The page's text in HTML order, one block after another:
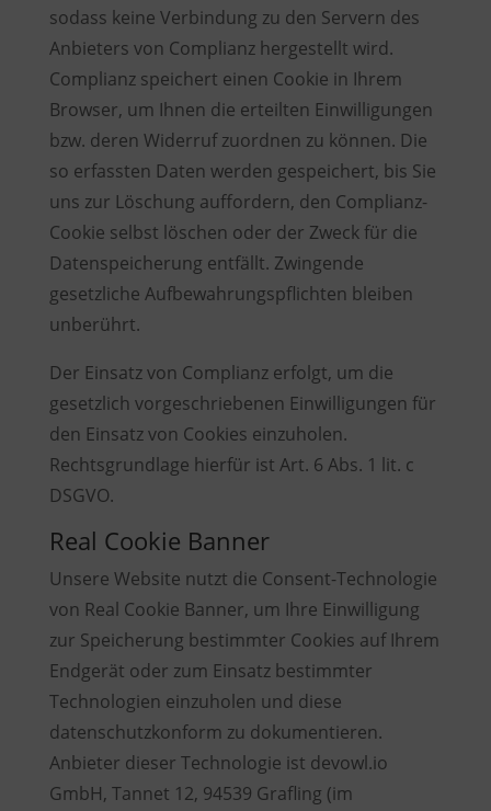
sodass keine Verbindung zu den Servern des
Anbieters von Complianz hergestellt wird.
Complianz speichert einen Cookie in Ihrem
Browser, um Ihnen die erteilten Einwilligungen
bzw. deren Widerruf zuordnen zu können. Die
so erfassten Daten werden gespeichert, bis Sie
uns zur Löschung auffordern, den Complianz-
Cookie selbst löschen oder der Zweck für die
Datenspeicherung entfällt. Zwingende
gesetzliche Aufbewahrungspflichten bleiben
unberührt.
Der Einsatz von Complianz erfolgt, um die
gesetzlich vorgeschriebenen Einwilligungen für
den Einsatz von Cookies einzuholen.
Rechtsgrundlage hierfür ist Art. 6 Abs. 1 lit. c
DSGVO.
Real Cookie Banner
Unsere Website nutzt die Consent-Technologie
von Real Cookie Banner, um Ihre Einwilligung
zur Speicherung bestimmter Cookies auf Ihrem
Endgerät oder zum Einsatz bestimmter
Technologien einzuholen und diese
datenschutzkonform zu dokumentieren.
Anbieter dieser Technologie ist devowl.io
GmbH, Tannet 12, 94539 Grafling (im